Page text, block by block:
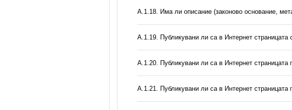
А.1.18. Има ли описание (законово основание,
А.1.19. Публикувани ли са в Интернет страницата
А.1.20. Публикувани ли са в Интернет страницата
А.1.21. Публикувани ли са в Интернет страницата